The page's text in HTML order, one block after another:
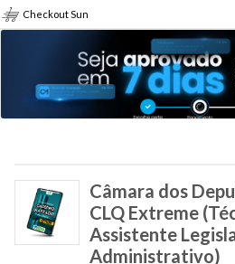
Checkout Sun
Câmara dos
CLQ Extreme
Assistente
Administrativo)